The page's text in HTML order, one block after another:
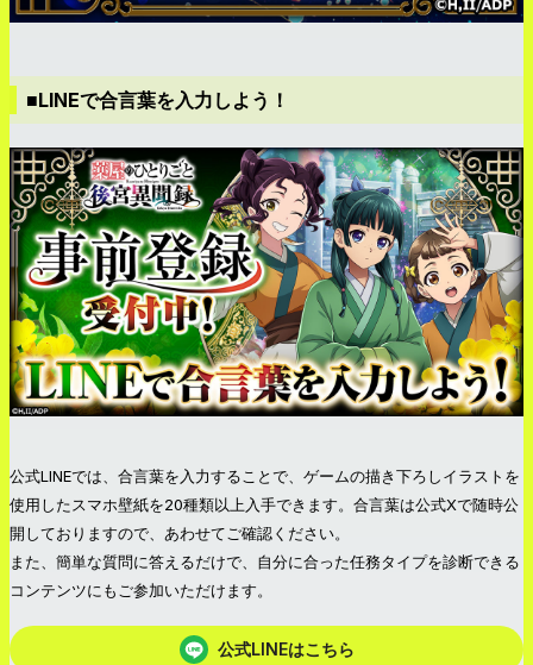
■LINEで合言葉を入力しよう！
公式LINEでは、合言葉を入力することで、ゲームの描き下ろしイラストを
使用したスマホ壁紙を20種類以上入手できます。合言葉は公式Xで随時公
開しておりますので、あわせてご確認ください。
また、簡単な質問に答えるだけで、自分に合った任務タイプを診断できる
コンテンツにもご参加いただけます。
公式LINEはこちら